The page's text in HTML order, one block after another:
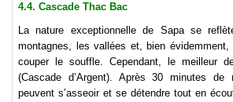
4.4. Cascade Thac Bac
La nature exceptionnelle de Sapa se
montagnes, les vallées et, bien
couper le souffle. Cependant, le meilleur
(Cascade d’Argent). Après 30 minutes de
peuvent s’asseoir et se détendre tout en